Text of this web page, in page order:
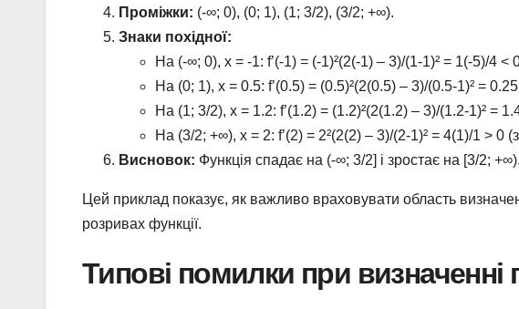
Проміжки: (-∞; 0), (0; 1), (1; 3/2), (3/2; +∞).
Знаки похідної:
На (-∞; 0), x = -1: f’(-1) = (-1)²(2(-1) – 3)/(1-1)² = 1(-5)/4 <
На (0; 1), x = 0.5: f’(0.5) = (0.5)²(2(0.5) – 3)/(0.5-1)² =
На (1; 3/2), x = 1.2: f’(1.2) = (1.2)²(2(1.2) – 3)/(1.2-1)² =
На (3/2; +∞), x = 2: f’(2) = 2²(2(2) – 3)/(2-1)² = 4(1)/1 > 0
Висновок: Функція спадає на (-∞; 3/2] і зростає на [3/2;
Цей приклад показує, як важливо враховувати область
розривах функції.
Типові помилки при визначенні